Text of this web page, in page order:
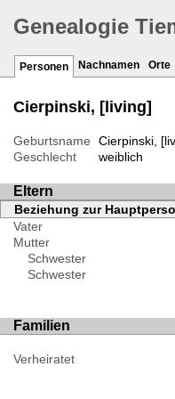
Genealogie
Personen Nachnamen Orte
Cierpinski, [living]
Geburtsname
Cierpinski,
Geschlecht
weiblich
Eltern
Beziehung zur
Vater
Mutter
Schwester
Schwester
Familien
Verheiratet